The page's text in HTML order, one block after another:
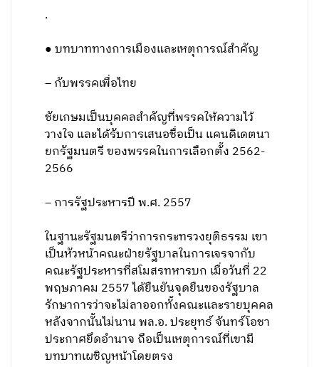
.
● บทบาททางการเมืองและเหตุการณ์สำคัญ
– กับพรรคเพื่อไทย
ชัยเกษมเป็นบุคคลสำคัญที่พรรคให้ความไว้
วางใจ และได้รับการเสนอชื่อเป็น แคนดิเดตนา
ยกรัฐมนตรี ของพรรคในการเลือกตั้ง 2562-
2566
– การรัฐประหารปี พ.ศ. 2557
ในฐานะรัฐมนตรีว่าการกระทรวงยุติธรรม เขา
เป็นหัวหน้าคณะฝ่ายรัฐบาลในการเจรจากับ
คณะรัฐประหารที่สโมสรทหารบก เมื่อวันที่ 22
พฤษภาคม 2557 ได้ยืนยันจุดยืนของรัฐบาล
รักษาการว่าจะไม่ลาออกทั้งคณะและรายบุคคล
หลังจากนั้นไม่นาน พล.อ. ประยุทธ์ จันทร์โอชา
ประกาศยึดอำนาจ ถือเป็นเหตุการณ์ที่เขามี
บทบาทเผชิญหน้าโดยตรง